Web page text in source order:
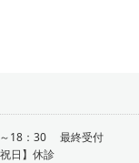
18：30 最終受付
日】休診